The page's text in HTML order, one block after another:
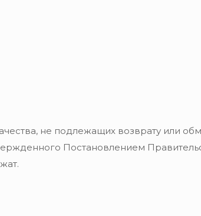
не подлежащих возврату или
Постановлением